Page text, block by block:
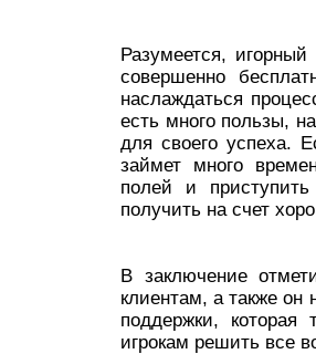
Разумеется,
совершенно
наслаждаться
есть много пользы,
для своего успеха.
займет много
полей и
получить на счет
В заключение
клиентам, а также он
поддержки, которая
игрокам решить все